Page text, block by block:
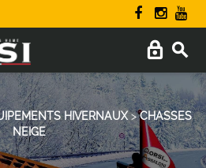
HIVERNAUX>CHASSES
NEIGE